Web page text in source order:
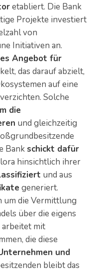
etabliert. Die Bank
Projekte investiert
von
Initiativen an.
Angebot für
das darauf abzielt,
auf eine
Solche
die
und gleichzeitig
Bankschickt dafür
hinsichtlich ihrer
und aus
generiert.
um die Vermittlung
über die eigens
arbeitet mit
die diese
und
bleibt das